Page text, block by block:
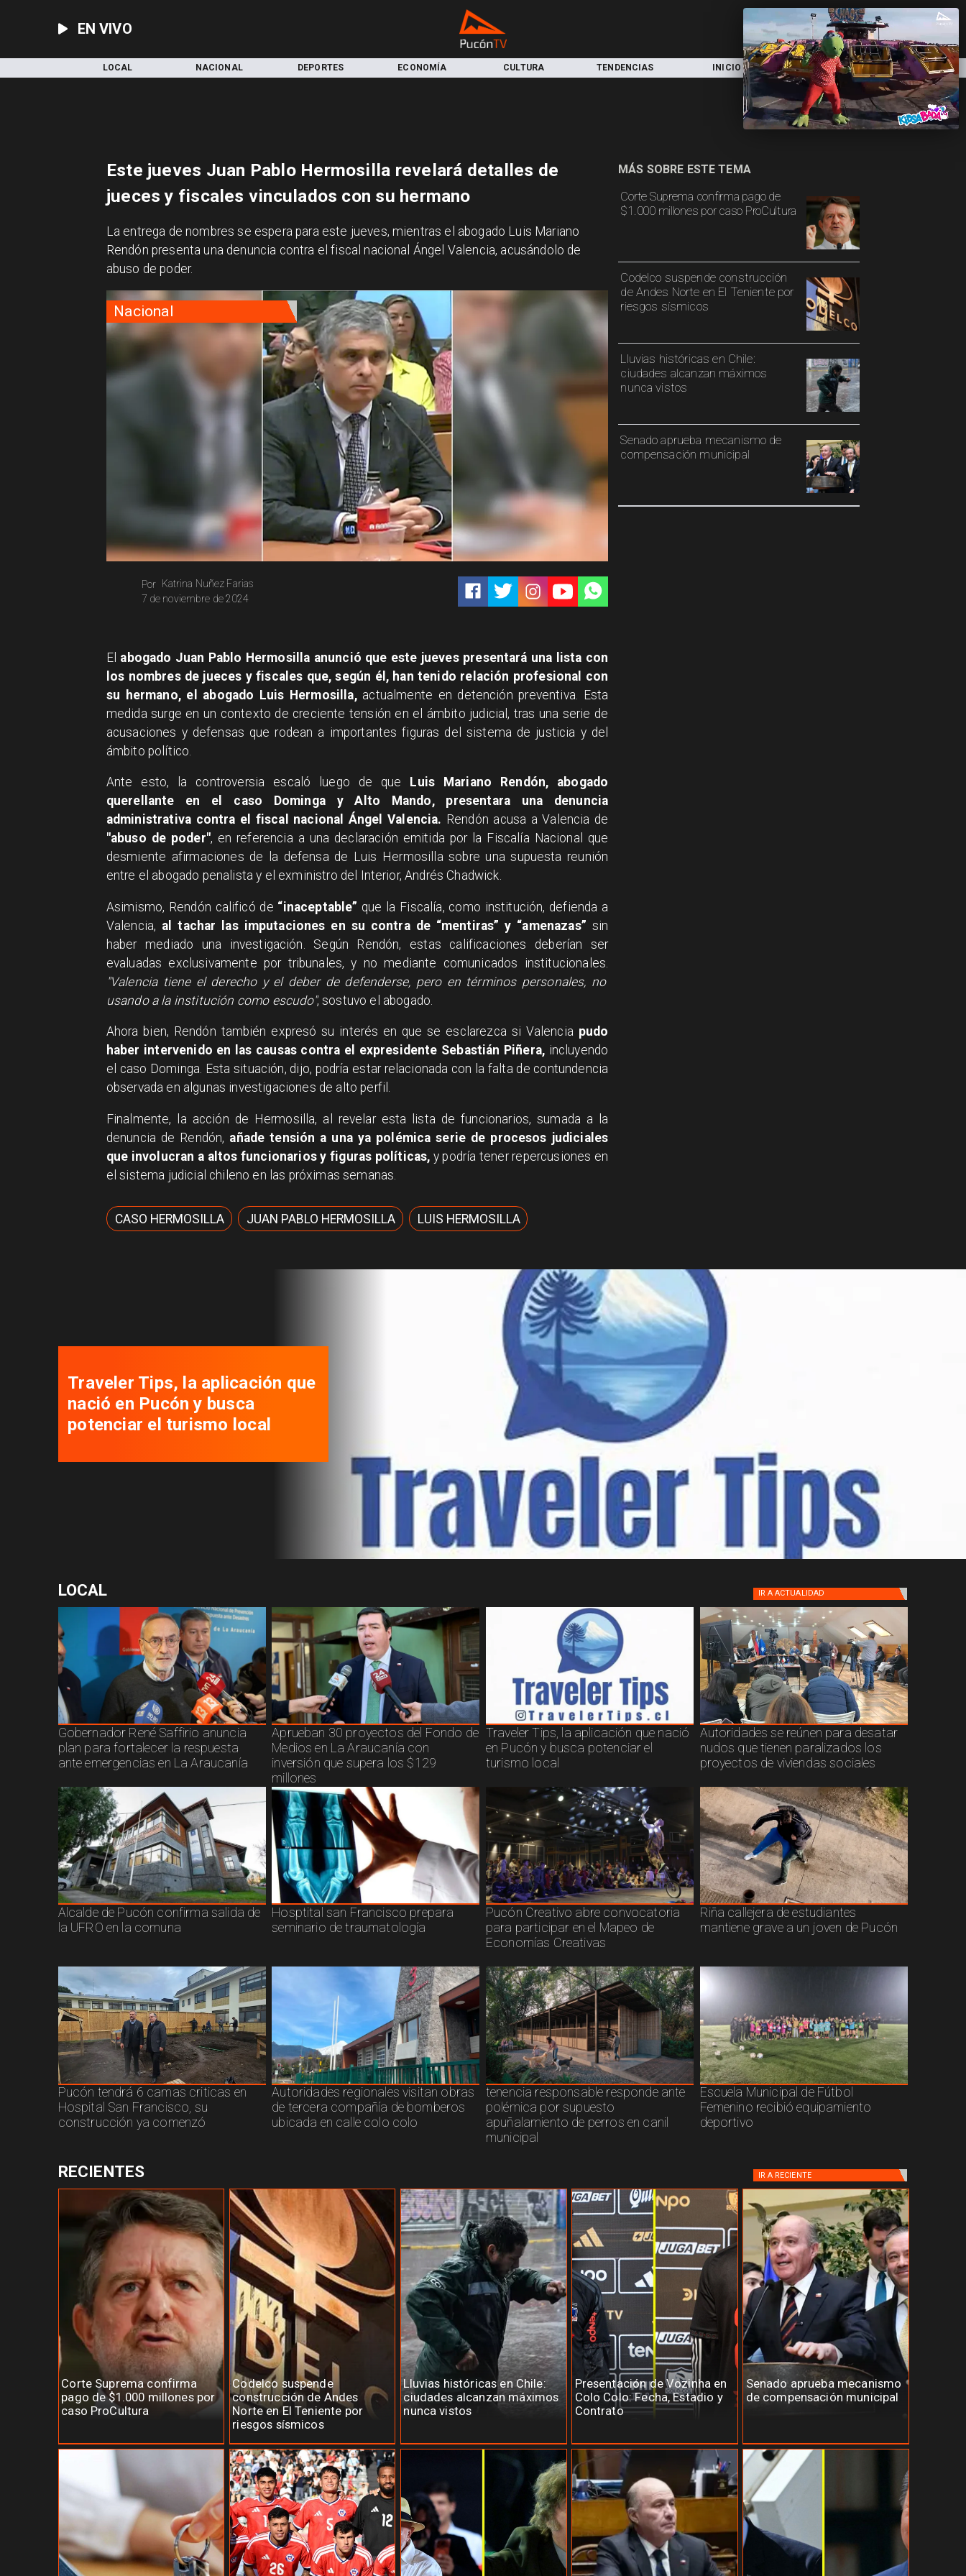
EN VIVO
LOCAL NACIONAL DEPORTES ECONOMÍA CULTURA TENDENCIAS INICIO LOCAL NACIONAL
Nacional
Katrina Nuñez Farias
Por
7 de noviembre de 2024
Corte Suprema confirma pago de
$1.000 millones por caso ProCultura
Codelco suspende construcción
de Andes Norte en El Teniente por
riesgos sísmicos
Lluvias históricas en Chile:
ciudades alcanzan máximos
nunca vistos
Senado aprueba mecanismo de
compensación municipal
MÁS SOBRE ESTE TEMA
Este jueves Juan Pablo Hermosilla revelará detalles de
jueces y fiscales vinculados con su hermano
​La entrega de nombres se espera para este jueves, mientras el abogado Luis Mariano
Rendón presenta una denuncia contra el fiscal nacional Ángel Valencia, acusándolo de
abuso de poder.
​El abogado Juan Pablo Hermosilla anunció que este jueves presentará una lista con
los nombres de jueces y fiscales que, según él, han tenido relación profesional con
su hermano, el abogado Luis Hermosilla,actualmente en detención preventiva. Esta
medida surge en un contexto de creciente tensión en el ámbito judicial, tras una serie de
acusaciones y defensas que rodean a importantes figuras del sistema de justicia y del
ámbito político.
Ante esto, la controversia escaló luego de que
Luis Mariano Rendón, abogado
querellante en el caso Dominga y Alto Mando, presentara una denuncia
administrativa contra el fiscal nacional Ángel Valencia. Rendón acusa a Valencia de
"abuso de poder", en referencia a una declaración emitida por la Fiscalía Nacional que
desmiente afirmaciones de la defensa de Luis Hermosilla sobre una supuesta reunión
entre el abogado penalista y el exministro del Interior, Andrés Chadwick.
Asimismo, Rendón calificó de “inaceptable” que la Fiscalía, como institución, defienda a
Valencia, al tachar las imputaciones en su contra de “mentiras” y “amenazas” sin
haber mediado una investigación. Según Rendón, estas calificaciones deberían ser
evaluadas exclusivamente por tribunales, y no mediante comunicados institucionales.
"Valencia tiene el derecho y el deber de defenderse, pero en términos personales, no
usando a la institución como escudo", sostuvo el abogado.
Ahora bien, Rendón también expresó su interés en que se esclarezca si Valencia pudo
haber intervenido en las causas contra el expresidente Sebastián Piñera, incluyendo
el caso Dominga. Esta situación, dijo, podría estar relacionada con la falta de contundencia
observada en algunas investigaciones de alto perfil.
Finalmente, la acción de Hermosilla, al revelar esta lista de funcionarios, sumada a la
denuncia de Rendón, añade tensión a una ya polémica serie de procesos judiciales
que involucran a altos funcionarios y figuras políticas, y podría tener repercusiones en
el sistema judicial chileno en las próximas semanas.
CASO HERMOSILLA JUAN PABLO HERMOSILLA LUIS HERMOSILLA
Traveler Tips, la aplicación que
nació en Pucón y busca
potenciar el turismo local
LOCAL IR A ACTUALIDAD
Gobernador René Saffirio anuncia
plan para fortalecer la respuesta
ante emergencias en La Araucanía
Aprueban 30 proyectos del Fondo de
Medios en La Araucanía con
inversión que supera los $129
millones
Traveler Tips, la aplicación que nació
en Pucón y busca potenciar el
turismo local
Autoridades se reúnen para desatar
nudos que tienen paralizados los
proyectos de viviendas sociales
Alcalde de Pucón confirma salida de
la UFRO en la comuna
Hosptital san Francisco prepara
seminario de traumatología
Pucón Creativo abre convocatoria
para participar en el Mapeo de
Economías Creativas
Riña callejera de estudiantes
mantiene grave a un joven de Pucón
Pucón tendrá 6 camas criticas en
Hospital San Francisco, su
construcción ya comenzó
Autoridades regionales visitan obras
de tercera compañía de bomberos
ubicada en calle colo colo
tenencia responsable responde ante
polémica por supuesto
apuñalamiento de perros en canil
municipal
Escuela Municipal de Fútbol
Femenino recibió equipamiento
deportivo
Corte Suprema confirma
pago de $1.000 millones por
caso ProCultura
Codelco suspende
construcción de Andes
Norte en El Teniente por
riesgos sísmicos
Lluvias históricas en Chile:
ciudades alcanzan máximos
nunca vistos
Presentación de Vozinha en
Colo Colo: Fecha, Estadio y
Contrato
Senado aprueba mecanismo
de compensación municipal
RECIENTES IR A RECIENTE